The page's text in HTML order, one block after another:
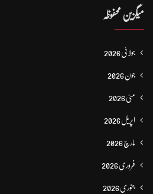
میگزین محفوظہ
جولائی 2026
جون 2026
مئی 2026
اپریل 2026
مارچ 2026
فروری 2026
جنوری 2026